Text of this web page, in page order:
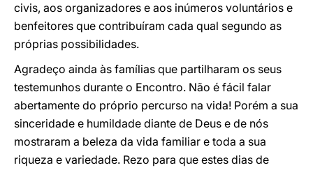
civis, aos organizadores e aos inúmeros voluntários e
benfeitores que contribuíram cada qual segundo as
próprias possibilidades.
Agradeço ainda às famílias que partilharam os seus
testemunhos durante o Encontro. Não é fácil falar
abertamente do próprio percurso na vida! Porém a sua
sinceridade e humildade diante de Deus e de nós
mostraram a beleza da vida familiar e toda a sua
riqueza e variedade. Rezo para que estes dias de